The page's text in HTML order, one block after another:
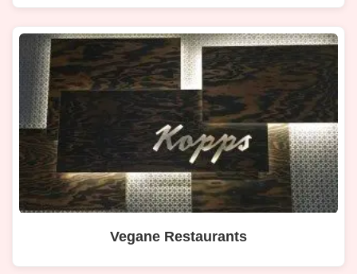
Vegane Restaurants